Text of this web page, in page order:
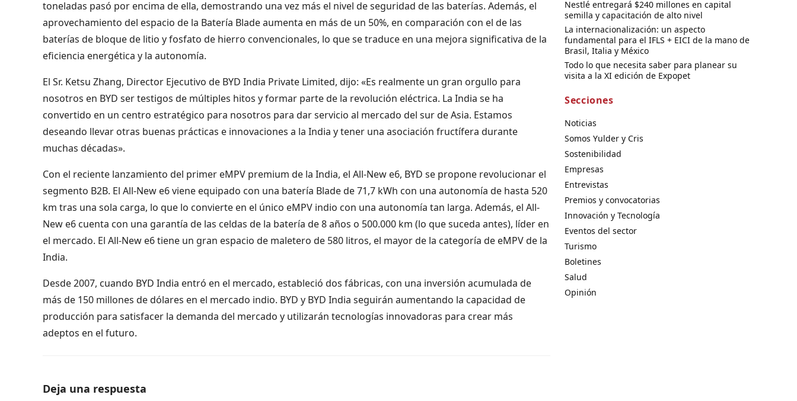
toneladas pasó por encima de ella, demostrando una vez más el nivel de seguridad de las baterías. Además, el
aprovechamiento del espacio de la Batería Blade aumenta en más de un 50%, en comparación con el de las
baterías de bloque de litio y fosfato de hierro convencionales, lo que se traduce en una mejora significativa de la
eficiencia energética y la autonomía.
El Sr. Ketsu Zhang, Director Ejecutivo de BYD India Private Limited, dijo: «Es realmente un gran orgullo para
nosotros en BYD ser testigos de múltiples hitos y formar parte de la revolución eléctrica. La India se ha
convertido en un centro estratégico para nosotros para dar servicio al mercado del sur de Asia. Estamos
deseando llevar otras buenas prácticas e innovaciones a la India y tener una asociación fructífera durante
muchas décadas».
Con el reciente lanzamiento del primer eMPV premium de la India, el All-New e6, BYD se propone revolucionar el
segmento B2B. El All-New e6 viene equipado con una batería Blade de 71,7 kWh con una autonomía de hasta 520
km tras una sola carga, lo que lo convierte en el único eMPV indio con una autonomía tan larga. Además, el All-
New e6 cuenta con una garantía de las celdas de la batería de 8 años o 500.000 km (lo que suceda antes), líder en
el mercado. El All-New e6 tiene un gran espacio de maletero de 580 litros, el mayor de la categoría de eMPV de la
India.
Desde 2007, cuando BYD India entró en el mercado, estableció dos fábricas, con una inversión acumulada de
más de 150 millones de dólares en el mercado indio. BYD y BYD India seguirán aumentando la capacidad de
producción para satisfacer la demanda del mercado y utilizarán tecnologías innovadoras para crear más
adeptos en el futuro.
Deja una respuesta
Nestlé entregará $240 millones en capital
semilla y capacitación de alto nivel
La internacionalización: un aspecto
fundamental para el IFLS + EICI de la mano de
Brasil, Italia y México
Todo lo que necesita saber para planear su
visita a la XI edición de Expopet
Secciones
Noticias
Somos Yulder y Cris
Sostenibilidad
Empresas
Entrevistas
Premios y convocatorias
Innovación y Tecnología
Eventos del sector
Turismo
Boletines
Salud
Opinión